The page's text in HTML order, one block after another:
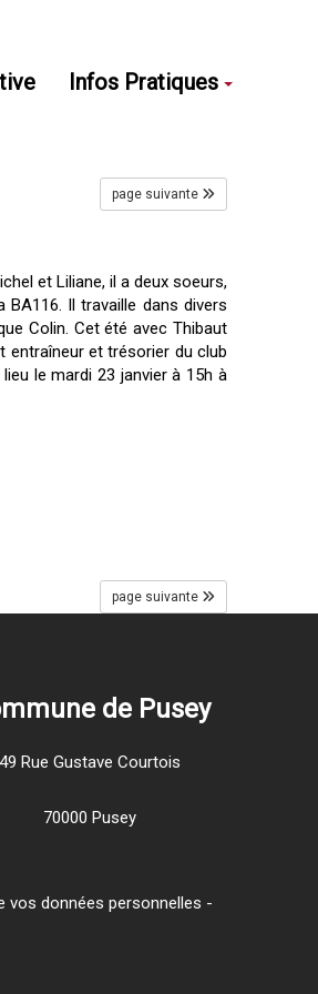
Infos Pratiques
page suivante
et Liliane, il a deux soeurs,
Il travaille dans divers
Colin. Cet été avec Thibaut
entraîneur et trésorier du club
le mardi 23 janvier à 15h à
page suivante
de Pusey
49 Rue Gustave Courtois
70000 Pusey
vos données personnelles -